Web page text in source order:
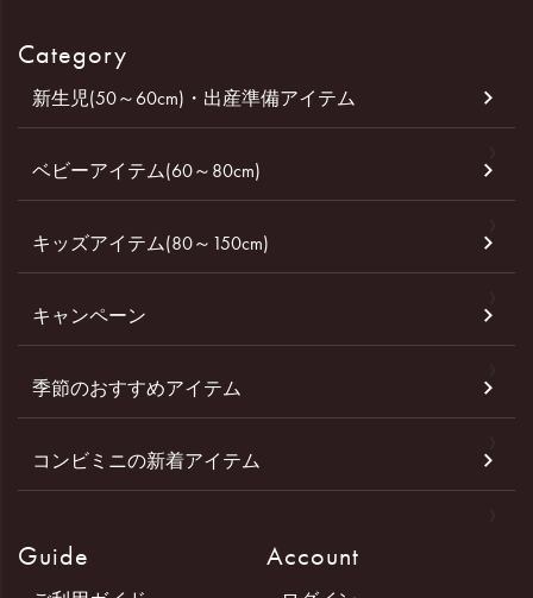
Category
新生児(50～60cm)・出産準備アイテム
ベビーアイテム(60～80cm)
キッズアイテム(80～150cm)
キャンペーン
季節のおすすめアイテム
コンビミニの新着アイテム
Guide Account